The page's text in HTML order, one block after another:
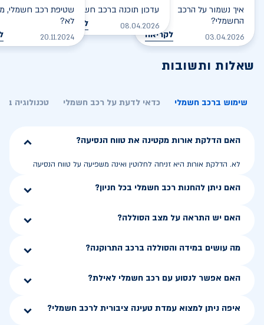
איך נשמור על הרכב
החשמלי?
03.04.2026 לקריאה
עדכון תוכנה ברכב חשמלי
08.04.2026 לקריאה
שטיפת רכב חשמלי,
לא?
20.11.2024
שאלות ותשובות
שימוש ברכב חשמלי כדאי לדעת על רכב חשמלי טכנולוגיה
האם הדלקת אורות מקטינה את טווח הנסיעה?
לא. הדלקת אורות היא זניחה לחלוטין ואינה משפיעה על טווח הנסיעה
האם ניתן להחנות רכב חשמלי בכל חניון?
האם יש התראה על מצב הסוללה?
מה עושים במידה והסוללה ברכב התרוקנה?
האם אפשר לנסוע עם רכב חשמלי לאילת?
איפה ניתן למצוא עמדת טעינה ציבורית לרכב חשמלי?